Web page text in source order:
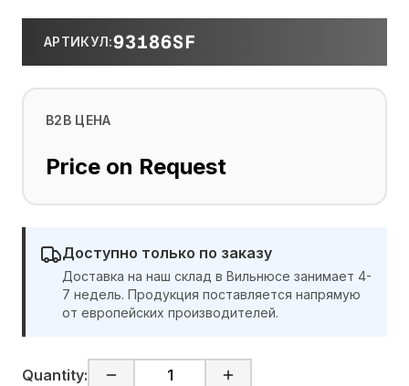
АРТИКУЛ:93186SF
B2B ЦЕНА
Price on Request
Доступно только по заказу
Доставка на наш склад в Вильнюсе занимает 4-
7 недель. Продукция поставляется напрямую
от европейских производителей.
Quantity: